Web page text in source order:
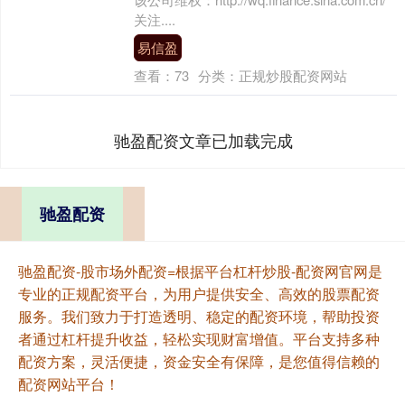
关注....
易信盈
查看： 73 分类： 正规炒股配资网站
驰盈配资文章已加载完成
驰盈配资
驰盈配资-股市场外配资=根据平台杠杆炒股-配资网官网是
专业的正规配资平台，为用户提供安全、高效的股票配资
服务。我们致力于打造透明、稳定的配资环境，帮助投资
者通过杠杆提升收益，轻松实现财富增值。平台支持多种
配资方案，灵活便捷，资金安全有保障，是您值得信赖的
配资网站平台！